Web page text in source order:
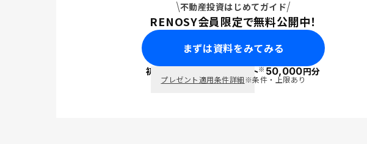
不動産投資はじめてガイド
RENOSY会員限定で無料公開中！
まずは資料をみてみる
初回面談で ポイント※50,000円分
プレゼント適用条件詳細※条件・上限あり